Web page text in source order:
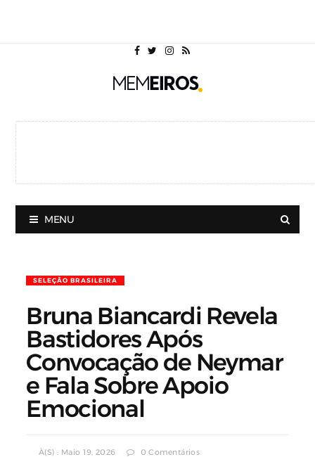
MENU
SELEÇÃO BRASILEIRA
Bruna Biancardi Revela
Bastidores Após
Convocação de Neymar
e Fala Sobre Apoio
Emocional
À(s) : Maio 19, 2026 0 Comentários